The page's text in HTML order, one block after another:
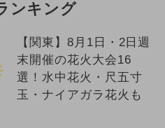
ンキング
【関東】8月1日・2日週
末開催の花火大会16
選！水中花火・尺五寸
玉・ナイアガラ花火も